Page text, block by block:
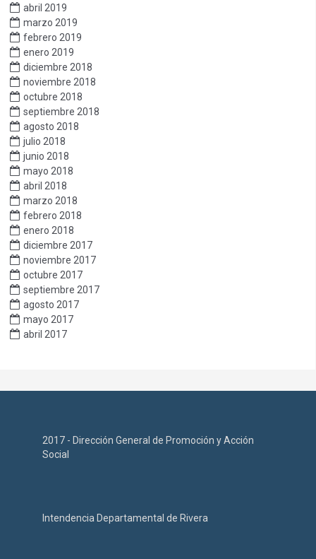
abril 2019
marzo 2019
febrero 2019
enero 2019
diciembre 2018
noviembre 2018
octubre 2018
septiembre 2018
agosto 2018
julio 2018
junio 2018
mayo 2018
abril 2018
marzo 2018
febrero 2018
enero 2018
diciembre 2017
noviembre 2017
octubre 2017
septiembre 2017
agosto 2017
mayo 2017
abril 2017
2017 - Dirección General de Promoción y Acción
Social
Intendencia Departamental de Rivera